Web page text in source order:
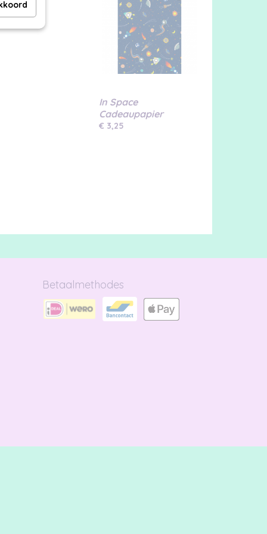
In Space
Cadeaupapier
€ 3,25
Betaalmethodes